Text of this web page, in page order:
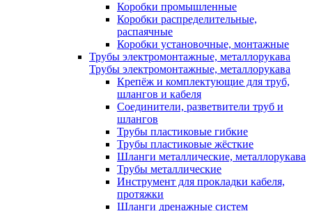
Коробки промышленные
Коробки распределительные,
распаячные
Коробки установочные, монтажные
Трубы электромонтажные, металлорукава
Трубы электромонтажные, металлорукава
Крепёж и комплектующие для труб,
шлангов и кабеля
Соединители, разветвители труб и
шлангов
Трубы пластиковые гибкие
Трубы пластиковые жёсткие
Шланги металлические, металлорукава
Трубы металлические
Инструмент для прокладки кабеля,
протяжки
Шланги дренажные систем